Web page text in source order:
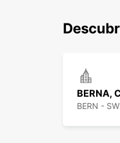
BERNA,
BERN -